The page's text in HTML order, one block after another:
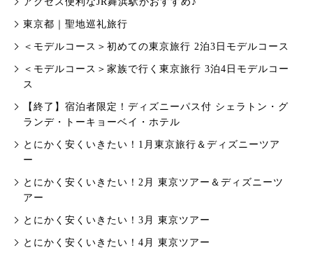
東京都｜聖地巡礼旅行
＜モデルコース＞初めての東京旅行 2泊3日モデルコース
＜モデルコース＞家族で行く東京旅行 3泊4日モデルコー
ス
【終了】宿泊者限定！ディズニーパス付 シェラトン・グ
ランデ・トーキョーベイ・ホテル
とにかく安くいきたい！1月東京旅行＆ディズニーツア
ー
とにかく安くいきたい！2月 東京ツアー＆ディズニーツ
アー
とにかく安くいきたい！3月 東京ツアー
とにかく安くいきたい！4月 東京ツアー